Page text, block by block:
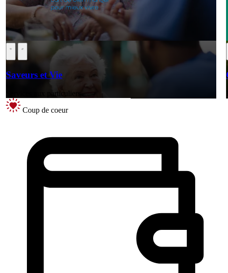
Saveurs et Vie
Services aux particuliers
Coup de coeur